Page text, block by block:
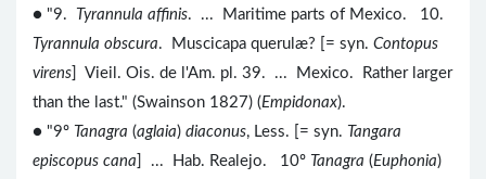
● "9.
Tyrannula affinis. ... Maritime parts of Mexico. 10.
Tyrannula obscura. Muscicapa querulæ? [= syn. Contopus
virens ] Vieil. Ois. de l'Am. pl. 39. ... Mexico. Rather larger
than the last." (Swainson 1827) (Empidonax).
● "9º Tanagra (aglaia) diaconus, Less. [= syn. Tangara
episcopus cana ] ... Hab. Realejo. 10º Tanagra (Euphonia)